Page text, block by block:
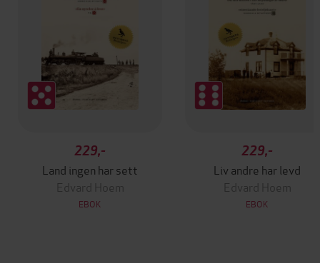
229,-
Land ingen har sett
Edvard Hoem
EBOK
229,-
Liv andre har levd
Edvard Hoem
EBOK